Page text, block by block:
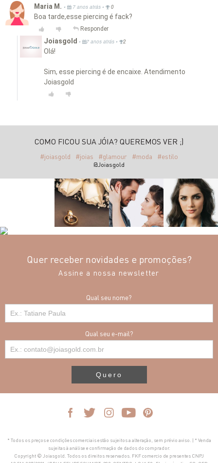
Maria M. • 7 anos atrás • 0
Boa tarde,esse piercing é fack?
Responder
Joiasgold • 7 anos atrás • 2
Olá!
Sim, esse piercing é de encaixe. Atendimento
Joiasgold
COMO FICOU SUA JÓIA? QUEREMOS VER ;)
#joiasgold #joias #glamour #moda #estilo
@Joiasgold
Quer receber novidades e promoções?
Assine a nossa newsletter
Qual seu nome?
Qual seu e-mail?
Quero
* Todos os preços e condições comerciais estão sujeitos a alteração, sem prévio aviso. | * Venda
sujeitas à análise e confirmação de dados do comprador.
Copyright © Joiasgold. Todos os direitos reservados. FKF comercio de presentes CNPJ